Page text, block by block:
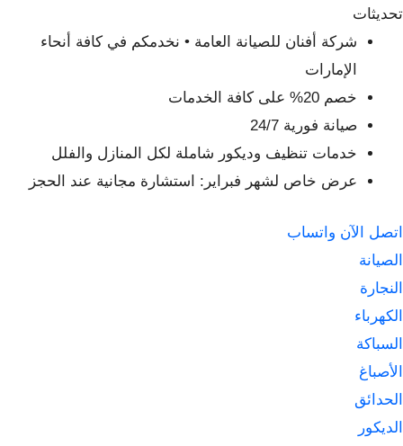
التجاوز
المحتوى
تحديثات
شركة أفنان للصيانة العامة • نخدمكم في كافة أنحاء
الإمارات
خصم 20% على كافة الخدمات
صيانة فورية 24/7
خدمات تنظيف وديكور شاملة لكل المنازل والفلل
عرض خاص لشهر فبراير: استشارة مجانية عند الحجز
اتصل الآن واتساب
الصيانة
النجارة
الكهرباء
السباكة
الأصباغ
الحدائق
الديكور